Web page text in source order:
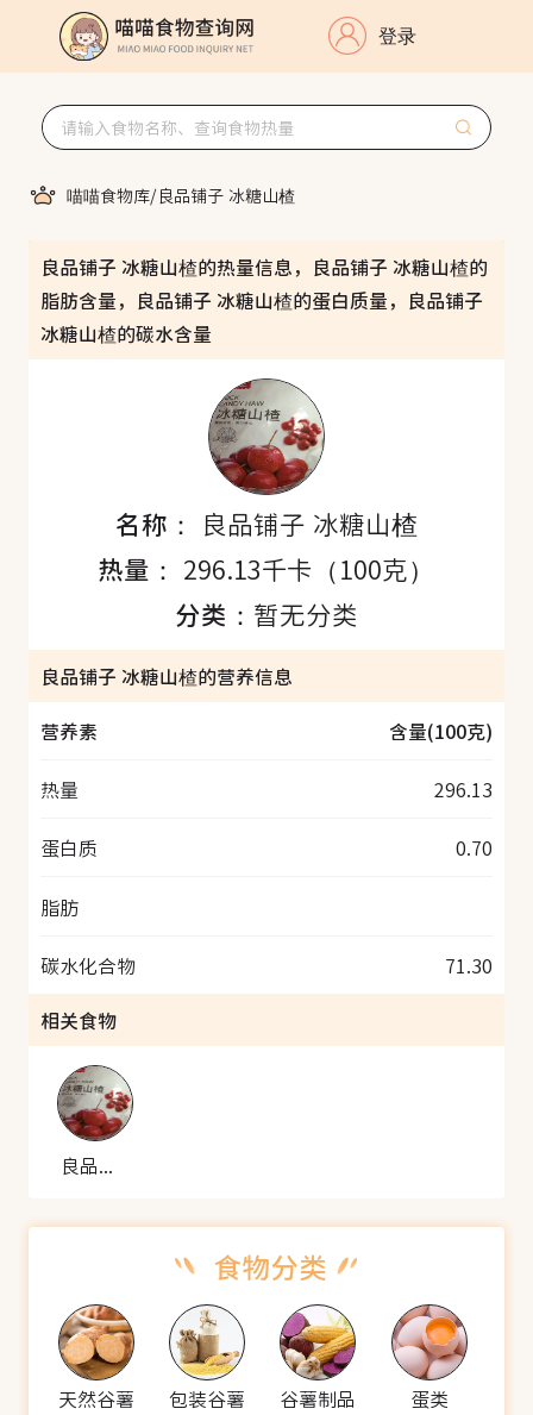
登录
喵喵食物库/ 良品铺子 冰糖山楂
良品铺子 冰糖山楂的热量信息，良品铺子 冰糖山楂的
脂肪含量，良品铺子 冰糖山楂的蛋白质量，良品铺子
冰糖山楂的碳水含量
名称：
良品铺子 冰糖山楂
热量： 296.13千卡（100克）
分类： 暂无分类
良品铺子 冰糖山楂的营养信息
营养素
含量(100克)
热量 296.13
蛋白质 0.70
脂肪
碳水化合物
71.30
相关食物
良品铺子 冰糖山楂
天然谷薯 包装谷薯 谷薯制品 蛋类